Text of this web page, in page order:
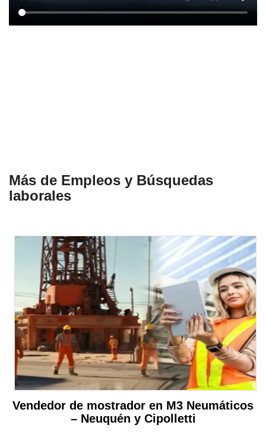
Más de Empleos y Búsquedas
laborales
Vendedor de mostrador en M3 Neumáticos
– Neuquén y Cipolletti